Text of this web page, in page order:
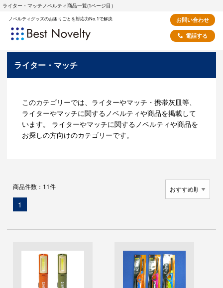
ライター・マッチノベルティ商品一覧(1ページ目）
ノベルティグッズのお困りごとを対応力No.1で解決
お問い合わせ
電話する
ライター・マッチ
このカテゴリーでは、ライターやマッチ・携帯灰皿等、
ライターやマッチに関するノベルティや商品を掲載して
います。 ライターやマッチに関するノベルティや商品を
お探しの方向けのカテゴリーです。
商品件数：11件
現1